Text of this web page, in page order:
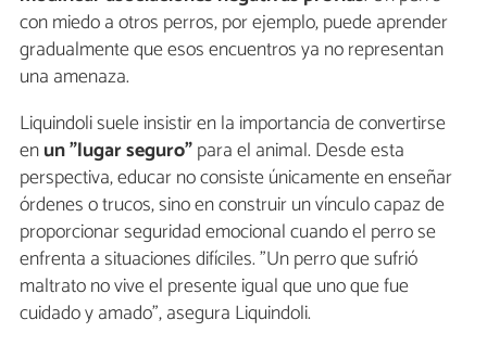
con miedo a otros perros, por ejemplo, puede aprender
gradualmente que esos encuentros ya no representan
una amenaza.
Liquindoli suele insistir en la importancia de convertirse
enun "lugar seguro"para el animal. Desde esta
perspectiva, educar no consiste únicamente en enseñar
órdenes o trucos, sino en construir un vínculo capaz de
proporcionar seguridad emocional cuando el perro se
enfrenta a situaciones difíciles. "Un perro que sufrió
maltrato no vive el presente igual que uno que fue
cuidado y amado", asegura Liquindoli.